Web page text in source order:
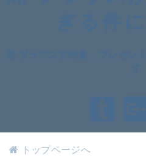
トップページへ